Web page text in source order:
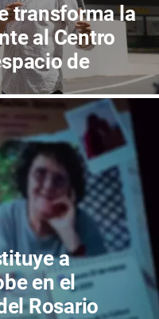
transforma la
al Centro
de
de
a
en el
Rosario